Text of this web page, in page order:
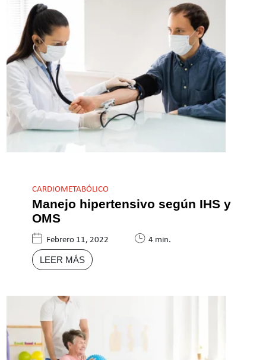
CARDIOMETABÓLICO
Manejo hipertensivo según IHS y
OMS
Febrero 11, 2022 4 min.
LEER MÁS